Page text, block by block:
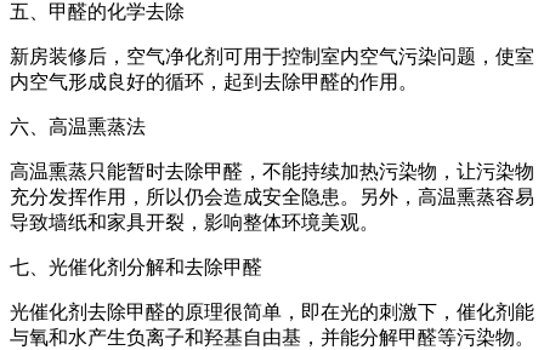
五、甲醛的化学去除
新房装修后，空气净化剂可用于控制室内空气污染问题，使室
内空气形成良好的循环，起到去除甲醛的作用。
六、高温熏蒸法
高温熏蒸只能暂时去除甲醛，不能持续加热污染物，让污染物
充分发挥作用，所以仍会造成安全隐患。另外，高温熏蒸容易
导致墙纸和家具开裂，影响整体环境美观。
七、光催化剂分解和去除甲醛
光催化剂去除甲醛的原理很简单，即在光的刺激下，催化剂能
与氧和水产生负离子和羟基自由基，并能分解甲醛等污染物。